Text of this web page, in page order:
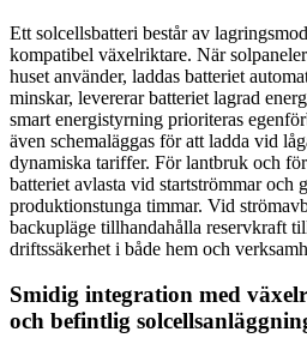
Ett solcellsbatteri består av
kompatibel växelriktare. När
huset använder, laddas batteriet
minskar, levererar batteriet lagrad
smart energistyrning prioriteras
även schemaläggas för att ladda vid
dynamiska tariffer. För lantbruk och
batteriet avlasta vid startströmmar och
produktionstunga timmar. Vid
backupläge tillhandahålla reservkraft
driftssäkerhet i både hem och
Smidig integration med
och befintlig